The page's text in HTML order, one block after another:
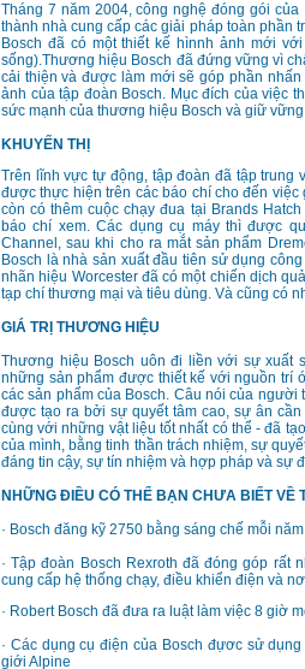
Tháng 7 năm 2004, công nghệ đóng gói
thành nhà cung cấp các giải pháp toàn phần
Bosch đã có một thiết kế hìnnh ảnh mới
sống).Thương hiệu Bosch đã đứng vững vì
cải thiện và được làm mới sẽ góp phần
ảnh của tập đoàn Bosch. Mục đích của việc
sức mạnh của thương hiệu Bosch và giữ
KHUYẾN THỊ
Trên lĩnh vực tự động, tập đoàn đã tập trung
được thực hiện trên các báo chí cho đến
còn có thêm cuộc chạy đua tại Brands
báo chí xem. Các dụng cụ máy thì được
Channel, sau khi cho ra mắt sản phẩm
Bosch là nhà sản xuất đầu tiên sử dụng
nhãn hiệu Worcester đã có một chiến dịch
tạp chí thương mại và tiêu dùng. Và cũng có
GIÁ TRỊ THƯƠNG HIỆU
Thương hiệu Bosch uôn đi liền với sự xuất
những sản phẩm được thiết kế với nguồn trí
các sản phẩm của Bosch. Câu nói của người
được tạo ra bởi sự quyết tâm cao, sự ân
cùng với những vật liệu tốt nhất có thể - đã
của mình, bằng tinh thần trách nhiệm, sự
đáng tin cậy, sự tín nhiệm và hợp pháp và sự
NHỮNG ĐIỀU CÓ THỂ BẠN CHƯA BIẾT VỀ
· Bosch đăng kỹ 2750 bằng sáng chế mỗi
· Tập đoàn Bosch Rexroth đã đóng góp rất
cung cấp hệ thống chạy, điều khiển điện và
· Robert Bosch đã đưa ra luật làm việc 8 giờ
· Các dụng cụ điện của Bosch đựơc sử
giới Alpine